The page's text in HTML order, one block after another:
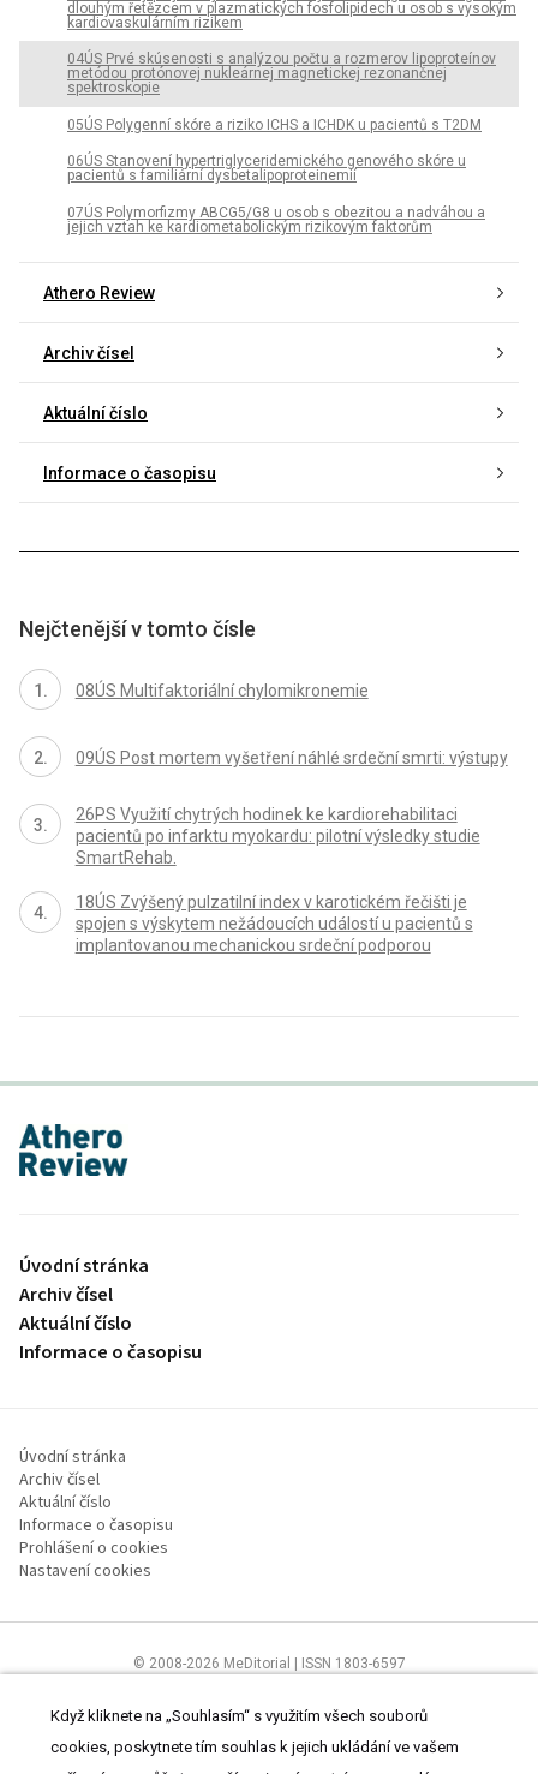
dlouhým řetězcem v plazmatických fosfolipidech u osob s vysokým
kardiovaskulárním rizikem
04ÚS Prvé skúsenosti s analýzou počtu a rozmerov lipoproteínov
metódou protónovej nukleárnej magnetickej rezonančnej
spektroskopie
05ÚS Polygenní skóre a riziko ICHS a ICHDK u pacientů s T2DM
06ÚS Stanovení hypertriglyceridemického genového skóre u
pacientů s familiární dysbetalipoproteinemií
07ÚS Polymorfizmy ABCG5/G8 u osob s obezitou a nadváhou a
jejich vztah ke kardiometabolickým rizikovým faktorům
Athero Review
Archiv čísel
Aktuální číslo
Informace o časopisu
Nejčtenější v tomto čísle
08ÚS Multifaktoriální chylomikronemie
09ÚS Post mortem vyšetření náhlé srdeční smrti: výstupy
26PS Využití chytrých hodinek ke kardiorehabilitaci
pacientů po infarktu myokardu: pilotní výsledky studie
SmartRehab.
18ÚS Zvýšený pulzatilní index v karotickém řečišti je
spojen s výskytem nežádoucích událostí u pacientů s
implantovanou mechanickou srdeční podporou
proLékaře.cz
Úvodní stránka
Archiv čísel
Aktuální číslo
Informace o časopisu
Úvodní stránka
Archiv čísel
Aktuální číslo
Informace o časopisu
Prohlášení o cookies
Nastavení cookies
© 2008-2026 MeDitorial | ISSN 1803-6597
zdravotnictví.Čtěte prohlášeníaZásady zpracování osobních údajů
Když kliknete na „Souhlasím“ s využitím všech souborů
cookies, poskytnete tím souhlas k jejich ukládání ve vašem